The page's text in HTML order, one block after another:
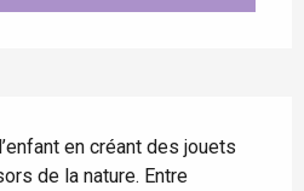
en créant des jouets
de la nature. Entre